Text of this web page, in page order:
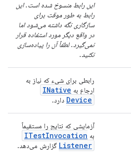
این رابط منسوخ شده است. این
رابط به طور موقت برای
سازگاری نگه داشته می‌شود اما
در واقع دیگر مورد استفاده قرار
نمی‌گیرد. لطفاً آن را پیاده‌سازی
نکنید.
رابطی برای شیء که نیاز به
ارجاع به INative
Device دارد.
آزمایشی که نتایج را مستقیماً
به
ITestInvocation
Listener گزارش می‌دهد.